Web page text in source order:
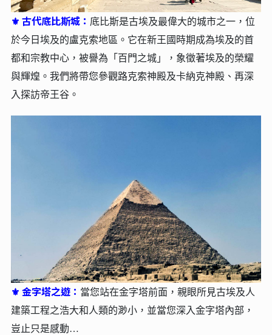
⚜ 古代底比斯城： 底比斯是古埃及最偉大的城市之一，位
於今日埃及的盧克索地區。它在新王國時期成為埃及的首
都和宗教中心，被譽為「百門之城」，象徵著埃及的榮耀
與輝煌。我們將帶您參觀路克索神殿及卡納克神殿、再深
入探訪帝王谷。
⚜ 金字塔之遊： 當您站在金字塔前面，親眼所見古埃及人
建築工程之浩大和人類的渺小，並當您深入金字塔內部，
豈止只是感動…